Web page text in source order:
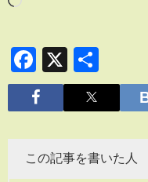
Facebook
X
有
この記事を書いた人